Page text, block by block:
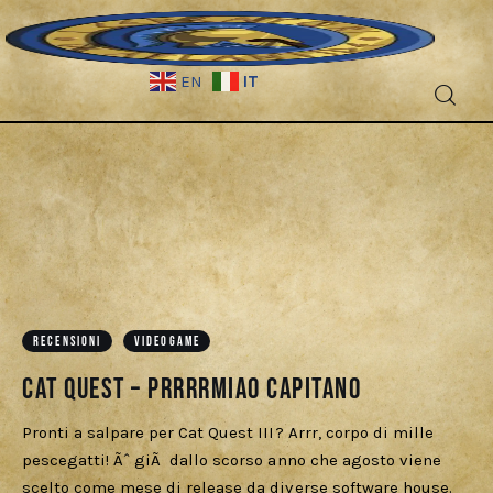
EN IT
Fantascienza
Fantasy
Games
Recensioni
Libri e fumetti
Cercatori
RECENSIONI VIDEOGAME
Cat Quest – Prrrrmiao capitano
Pronti a salpare per Cat Quest III? Arrr, corpo di mille
pescegatti! Ãˆ giÃ dallo scorso anno che agosto viene
scelto come mese di release da diverse software house.